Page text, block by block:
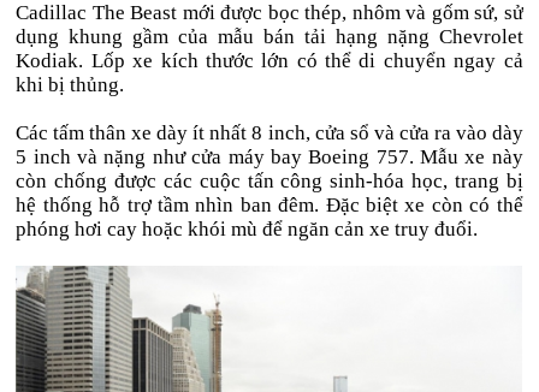
Cadillac The Beast mới được bọc thép, nhôm và gốm sứ, sử
dụng khung gầm của mẫu bán tải hạng nặng Chevrolet
Kodiak. Lốp xe kích thước lớn có thể di chuyển ngay cả
khi bị thủng.
Các tấm thân xe dày ít nhất 8 inch, cửa sổ và cửa ra vào dày
5 inch và nặng như cửa máy bay Boeing 757. Mẫu xe này
còn chống được các cuộc tấn công sinh-hóa học, trang bị
hệ thống hỗ trợ tầm nhìn ban đêm. Đặc biệt xe còn có thể
phóng hơi cay hoặc khói mù để ngăn cản xe truy đuổi.